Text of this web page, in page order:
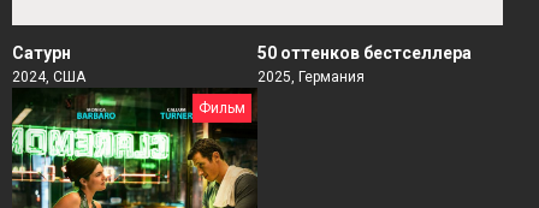
Сатурн
2024, США
50 оттенков бестселлера
2025, Германия
Фильм